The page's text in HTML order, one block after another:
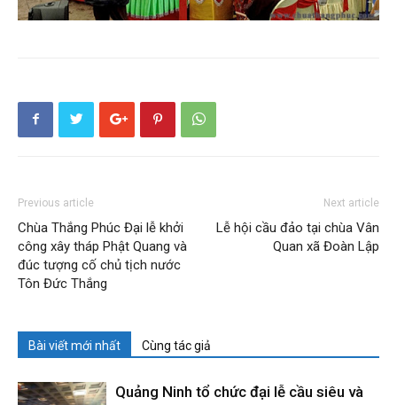
Previous article
Chùa Thắng Phúc Đại lễ khởi
công xây tháp Phật Quang và
đúc tượng cố chủ tịch nước
Tôn Đức Thắng
Next article
Lễ hội cầu đảo tại chùa Vân
Quan xã Đoàn Lập
Bài viết mới nhất Cùng tác giả
Quảng Ninh tổ chức đại lễ cầu siêu và